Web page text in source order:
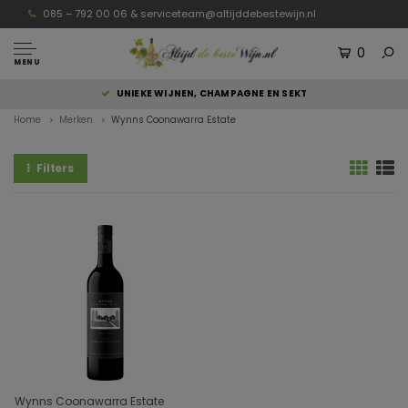
085 – 792 00 06 & serviceteam@altijddebestewijn.nl
MENU
0
UNIEKE WIJNEN, CHAMPAGNE EN SEKT
Home Merken Wynns Coonawarra Estate
Filters
Wynns Coonawarra Estate